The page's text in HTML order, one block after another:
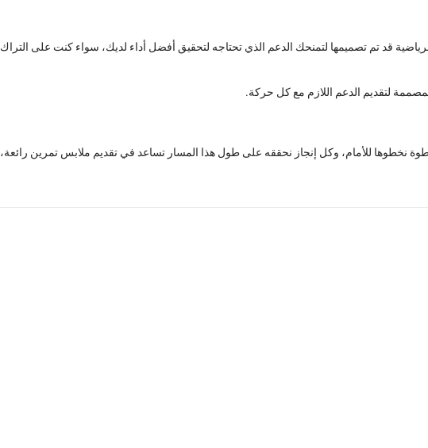
قد تم تصميمها لتمنحك الدعم الذي تحتاجه لتحقيق أفضل أداء لديك، سواء كنت على
لتقديم الدعم اللازم مع كل حركة.
نخطوها للأمام، وكل إنجاز نحققه على طول هذا المسار تساعد في تقديم ملابس تمرين رائعة،